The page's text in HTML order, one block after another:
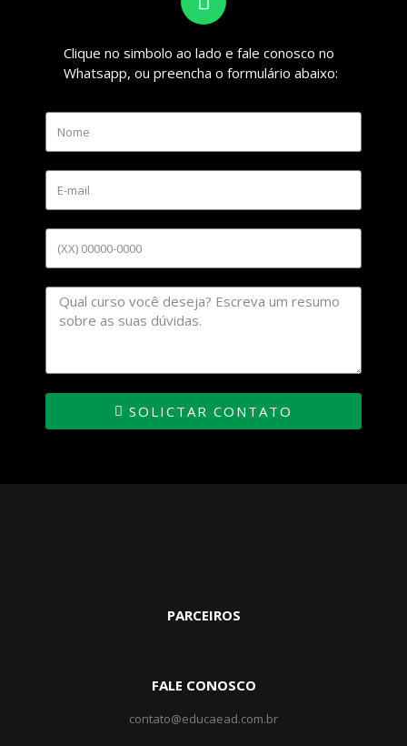
Clique no simbolo ao lado e fale conosco no
Whatsapp, ou preencha o formulário abaixo:
SOLICTAR CONTATO
PARCEIROS
FALE CONOSCO
contato@educaead.com.br